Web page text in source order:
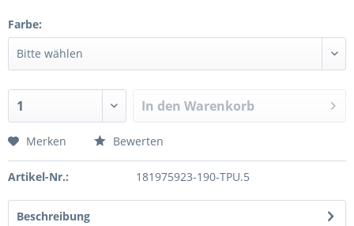
Farbe:
In den Warenkorb
Merken Bewerten
Artikel-Nr.: 181975923-190-TPU.5
Beschreibung